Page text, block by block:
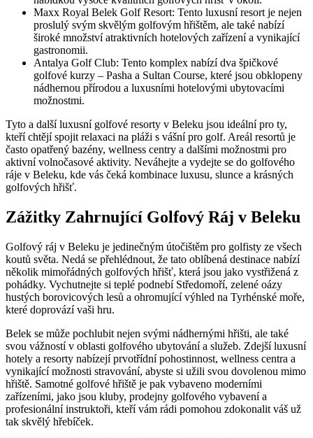
Maxx Royal Belek Golf Resort: Tento luxusní resort je nejen
proslulý svým skvělým golfovým hřištěm, ale také nabízí
široké množství atraktivních hotelových zařízení a vynikající
gastronomii.
Antalya Golf Club: Tento komplex nabízí dva špičkové
golfové kurzy – Pasha a Sultan Course, které jsou obklopeny
nádhernou přírodou a luxusními hotelovými ubytovacími
možnostmi.
Tyto a další luxusní golfové resorty v Beleku jsou ideální pro ty,
kteří chtějí spojit relaxaci na pláži s vášní pro golf. Areál resortů je
často opatřený bazény, wellness centry a dalšími možnostmi pro
aktivní volnočasové aktivity. Neváhejte a vydejte se do golfového
ráje v Beleku, kde vás čeká kombinace luxusu, slunce a krásných
golfových hřišť.
Zážitky Zahrnující Golfový Ráj v Beleku
Golfový ráj v Beleku je jedinečným útočištěm pro golfisty ze všech
koutů světa. Nedá se přehlédnout, že tato oblíbená destinace nabízí
několik mimořádných golfových hřišť, která jsou jako vystřižená z
pohádky. Vychutnejte si teplé podnebí Středomoří, zelené oázy
hustých borovicových lesů a ohromující výhled na Tyrhénské moře,
které doprovází vaši hru.
Belek se může pochlubit nejen svými nádhernými hřišti, ale také
svou vážností v oblasti golfového ubytování a služeb. Zdejší luxusní
hotely a resorty nabízejí prvotřídní pohostinnost, wellness centra a
vynikající možnosti stravování, abyste si užili svou dovolenou mimo
hřiště. Samotné golfové hřiště je pak vybaveno moderními
zařízeními, jako jsou kluby, prodejny golfového vybavení a
profesionální instruktoři, kteří vám rádi pomohou zdokonalit váš už
tak skvělý hřebíček.